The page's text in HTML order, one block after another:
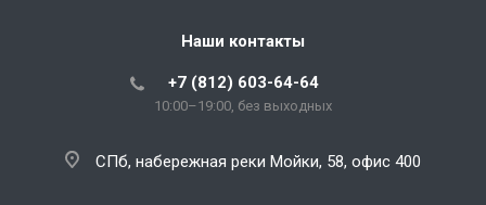
Наши контакты
+7 (812) 603-64-64
10:00–19:00, без выходных
СПб, набережная реки Мойки, 58, офис 400